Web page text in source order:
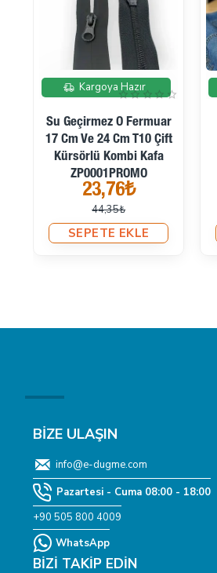
İndirimde
Kargoya Hazır
Su Geçirmez O Fermuar
17 Cm Ve 24 Cm T10 Çift
Kürsörlü Kombi Kafa
ZP0001PROMO
23,76₺
44,35₺
SEPETE EKLE
BİZE ULAŞIN
info@e-dugme.com
Pazartesi - Cuma 08:00 - 18:00
+90 505 800 4009
WhatsApp
BIZI TAKIP EDIN